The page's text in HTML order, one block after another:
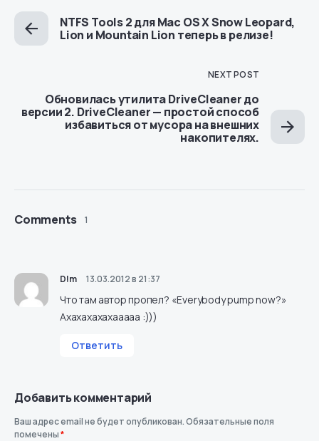
NTFS Tools 2 для Mac OS X Snow Leopard,
Lion и Mountain Lion теперь в релизе!
NEXT POST
Обновилась утилита DriveCleaner до
версии 2. DriveCleaner — простой способ
избавиться от мусора на внешних
накопителях.
Comments 1
D!m 13.03.2012 в 21:37
Что там автор пропел? «Everybody pump now?»
Ахахахахахааааа :)))
Ответить
Добавить комментарий
Ваш адрес email не будет опубликован.Обязательные поля
помечены*